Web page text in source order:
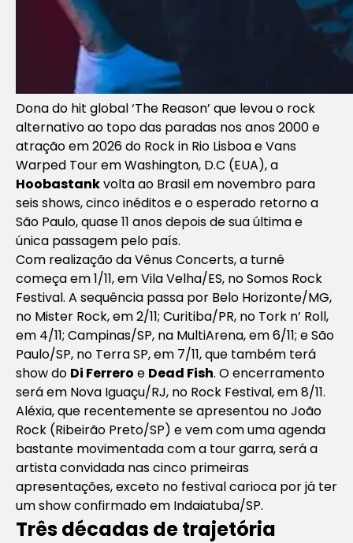
Dona do hit global ‘The Reason’ que levou o rock
alternativo ao topo das paradas nos anos 2000 e
atração em 2026 do Rock in Rio Lisboa e Vans
Warped Tour em Washington, D.C (EUA), a
Hoobastankvolta ao Brasil em novembro para
seis shows, cinco inéditos e o esperado retorno a
São Paulo, quase 11 anos depois de sua última e
única passagem pelo país.
Com realização da Vênus Concerts, a turnê
começa em 1/11, em Vila Velha/ES, no Somos Rock
Festival. A sequência passa por Belo Horizonte/MG,
no Mister Rock, em 2/11; Curitiba/PR, no Tork n’ Roll,
em 4/11; Campinas/SP, na MultiArena, em 6/11; e São
Paulo/SP, no Terra SP, em 7/11, que também terá
show do Di Ferrero e Dead Fish. O encerramento
será em Nova Iguaçu/RJ, no Rock Festival, em 8/11.
Aléxia, que recentemente se apresentou no João
Rock (Ribeirão Preto/SP) e vem com uma agenda
bastante movimentada com a tour garra, será a
artista convidada nas cinco primeiras
apresentações, exceto no festival carioca por já ter
um show confirmado em Indaiatuba/SP.
Três décadas de trajetória